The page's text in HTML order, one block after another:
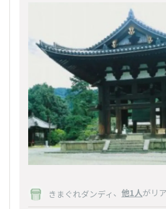
きまぐれダンディ 、 他1人がリ